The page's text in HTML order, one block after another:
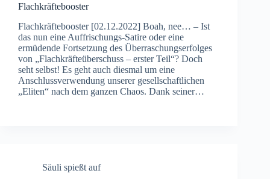
Flachkräftebooster
Flachkräftebooster [02.12.2022] Boah, nee… – Ist
das nun eine Auffrischungs-Satire oder eine
ermüdende Fortsetzung des Überraschungserfolges
von „Flachkräfteüberschuss – erster Teil“? Doch
seht selbst! Es geht auch diesmal um eine
Anschlussverwendung unserer gesellschaftlichen
„Eliten“ nach dem ganzen Chaos. Dank seiner…
Säuli spießt auf